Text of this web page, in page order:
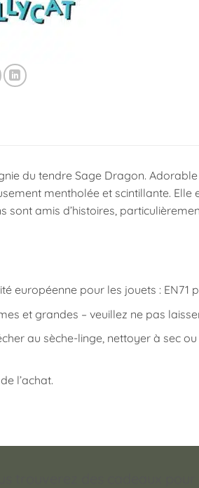
du tendre Sage Dragon.
mentholée et scintillante. Elle
sont amis d’histoires,
européenne pour les jouets : EN71
et grandes – veuillez ne pas
au sèche-linge, nettoyer à sec
l’achat.